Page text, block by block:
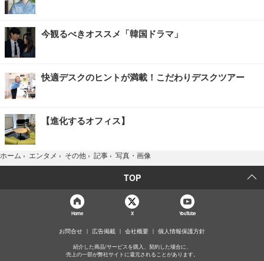
今観るべきオススメ「韓国ドラマ」
快適デスクのヒントが満載！こだわりデスクツアー
【進化するオフィス】
ホーム › エンタメ › その他 › 記事 › 写真・画像
TOP
Home X YouTube
お問合せ 広告掲載 会社概要 個人情報保護方針
紹介した商品/サービスを購入、契約した場合に、
売上の一部が弊社サイトに還元されることがあります。